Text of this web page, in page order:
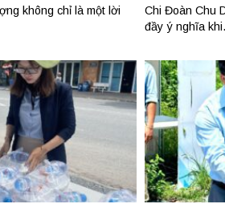
không chỉ là một lời
Chi Đoàn Chu
đầy ý nghĩa